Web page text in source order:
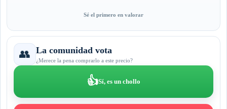
Sé el primero en valorar
👥 La comunidad vota
¿Merece la pena comprarlo a este precio?
👍Sí, es un chollo